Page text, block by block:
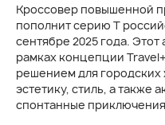
Кроссовер повышенной
пополнит серию T
сентябре 2025 года.
рамках концепции
решением для
эстетику, стиль, а также
спонтанные